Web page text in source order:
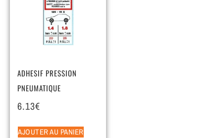
ADHESIF PRESSION
PNEUMATIQUE
6.13€
AJOUTER AU PANIER